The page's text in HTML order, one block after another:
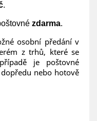
.
zdarma.
osobní předání v
z trhů, které se
je poštovné
nebo hotově